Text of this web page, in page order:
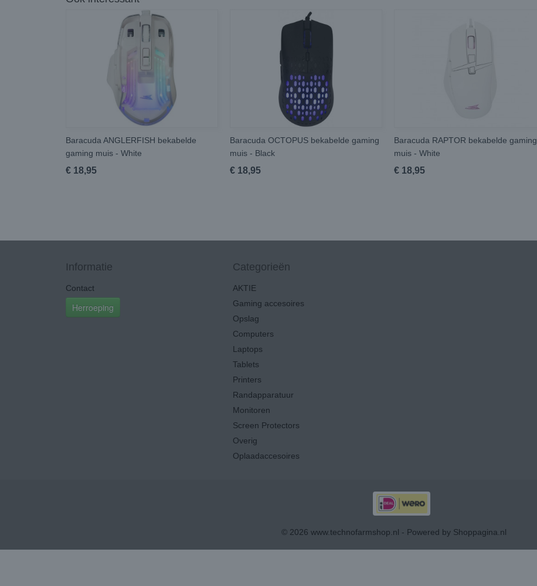
Baracuda ANGLERFISH bekabelde
gaming muis - White
€ 18,95
Baracuda OCTOPUS bekabelde gaming
muis - Black
€ 18,95
Baracuda RAPTOR bekabelde gaming
muis - White
€ 18,95
Informatie
Contact
Herroeping
Categorieën
AKTIE
Gaming accesoires
Opslag
Computers
Laptops
Tablets
Printers
Randapparatuur
Monitoren
Screen Protectors
Overig
Oplaadaccesoires
© 2026 www.technofarmshop.nl - Powered by Shoppagina.nl